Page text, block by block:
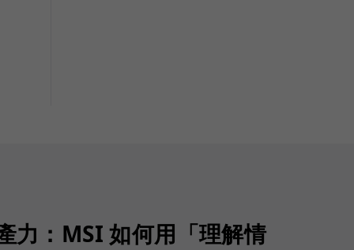
力：MSI 如何用「理解情